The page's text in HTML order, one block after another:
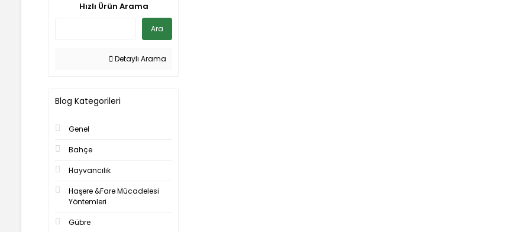
Hızlı Ürün Arama
Ara
Detaylı Arama
Blog Kategorileri
Genel
Bahçe
Hayvancılık
Haşere &Fare Mücadelesi
Yöntemleri
Gübre